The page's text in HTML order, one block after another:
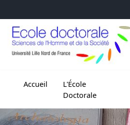
Accueil
L'École
Doctorale